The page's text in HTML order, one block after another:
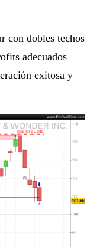
con dobles techos
adecuados
exitosa y